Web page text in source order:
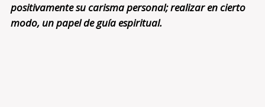
positivamente su carisma personal; realizar en cierto
modo, un papel de guía espiritual.